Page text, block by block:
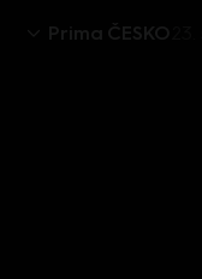
Prima ČESKO